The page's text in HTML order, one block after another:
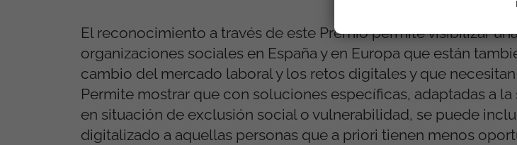
El reconocimiento a través de este Premio permite visibilizar
organizaciones sociales en España y en Europa que están
cambio del mercado laboral y los retos digitales y que
Permite mostrar que con soluciones específicas, adaptadas a
en situación de exclusión social o vulnerabilidad, se puede
digitalizado a aquellas personas que a priori tienen menos